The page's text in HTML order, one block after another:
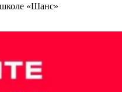
«Шанс»